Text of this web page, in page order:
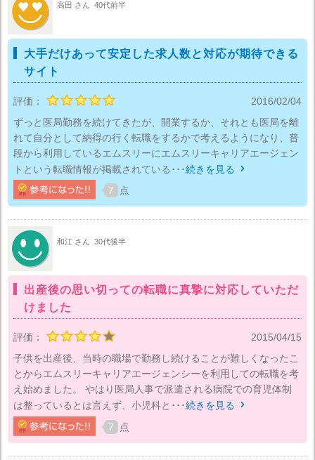
高田 さん 40代前半
大手だけあって安定した求人数と対応が期待できる
サイト
評価：
2016/02/04
ずっと医局勤務を続けてきたが、開業するか、それとも医局を離
れて自分として納得の行く転職をするかで考えるようになり、普
段から利用しているエムスリーにエムスリーキャリアエージェン
トという転職情報が掲載されている･･･続きを見る 
7 点
和江 さん 30代後半
出産後の思い切っての転職に真摯に対応していただ
けました
評価：
2015/04/15
子供を出産後、当時の職場で勤務し続けることが難しくなったこ
とからエムスリーキャリアエージェンシーを利用しての転職を考
え始めました。 やはり医局人事で派遣される病院での育児体制
は整っているとは言えず、小児科と･･･続きを見る 
7 点